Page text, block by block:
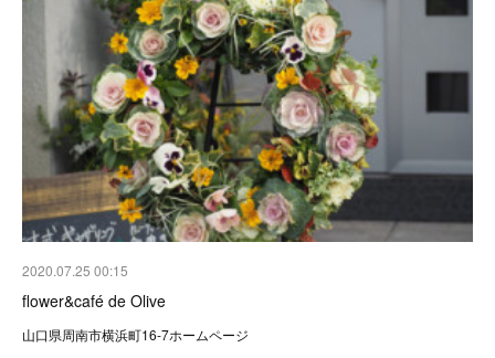
2020.07.25 00:15
flower&café de Olive
山口県周南市横浜町16-7ホームページ